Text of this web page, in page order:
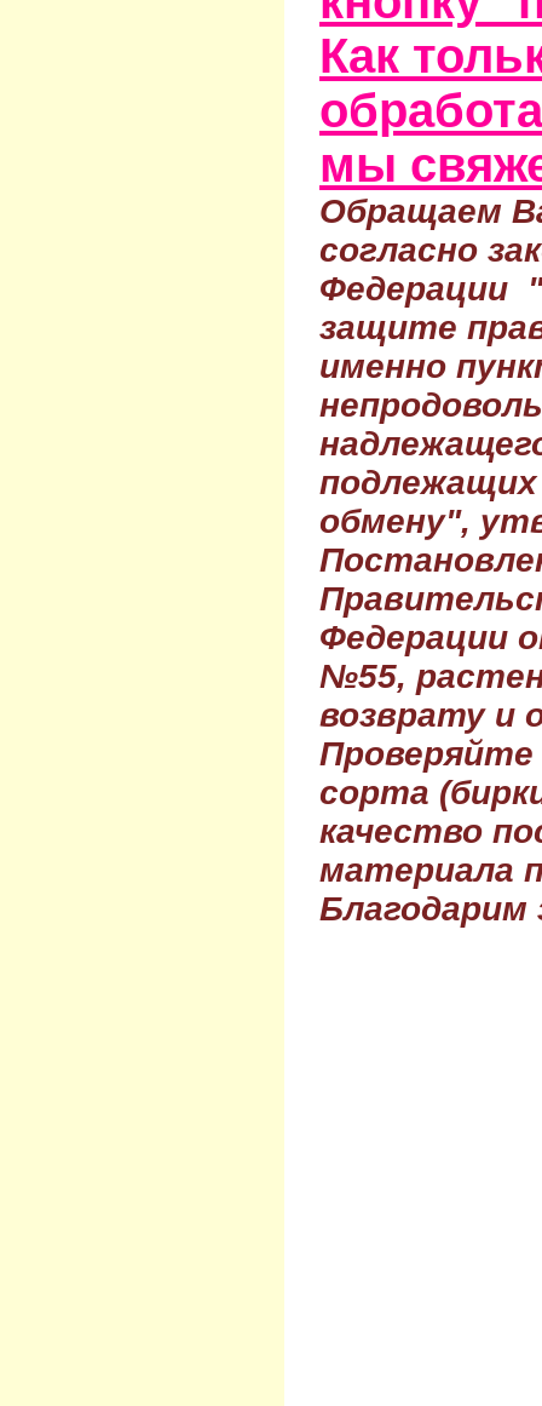
Как
мы
Обращаем
согласно
Федерации
защите
именно
обмену",
Федерации
№55,
возврату и
Проверяйте
сорта
качество
материала
Благодарим